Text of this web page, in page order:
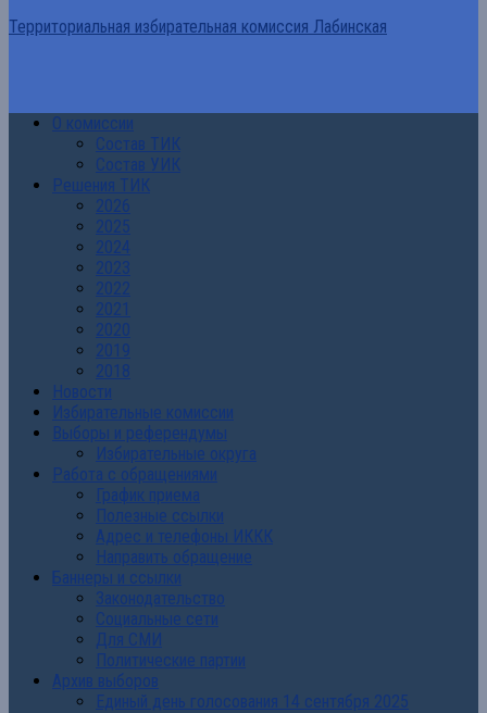
Территориальная избирательная комиссия Лабинская
О комиссии
Состав ТИК
Состав УИК
Решения ТИК
2026
2025
2024
2023
2022
2021
2020
2019
2018
Новости
Избирательные комиссии
Выборы и референдумы
Избирательные округа
Работа с обращениями
График приема
Полезные ссылки
Адрес и телефоны ИККК
Направить обращение
Баннеры и ссылки
Законодательство
Социальные сети
Для СМИ
Политические партии
Архив выборов
Единый день голосования 14 сентября 2025